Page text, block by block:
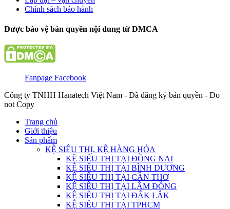
Chính sách bảo hành
Được bảo vệ bản quyền nội dung từ DMCA
Fanpage Facebook
Công ty TNHH Hanatech Việt Nam - Đã đăng ký bản quyền - Do
not Copy
Trang chủ
Giới thiệu
Sản phẩm
KỆ SIÊU THỊ, KỆ HÀNG HÓA
KỆ SIÊU THỊ TẠI ĐỒNG NAI
KỆ SIÊU THỊ TẠI BÌNH DƯƠNG
KỆ SIÊU THỊ TẠI CẦN THƠ
KỆ SIÊU THỊ TẠI LÂM ĐỒNG
KỆ SIÊU THỊ TẠI ĐẮK LẮK
KỆ SIÊU THỊ TẠI TPHCM